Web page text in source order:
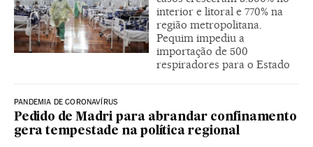
interior e litoral e 770% na
região metropolitana.
Pequim impediu a
importação de 500
respiradores para o Estado
PANDEMIA DE CORONAVÍRUS
Pedido de Madri para abrandar confinamento
gera tempestade na política regional